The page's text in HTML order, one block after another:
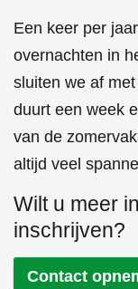
Een keer per
overnachten in
sluiten we af
duurt een week
van de
altijd veel
Wilt u meer
inschrijven?
Contact